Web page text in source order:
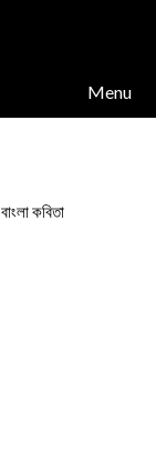
Menu
বাংলা কবিতা